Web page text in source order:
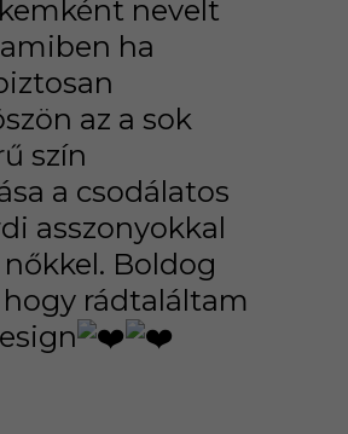
nevelt
ha
az a sok
szín
a csodálatos
asszonyokkal
Boldog
rádtaláltam